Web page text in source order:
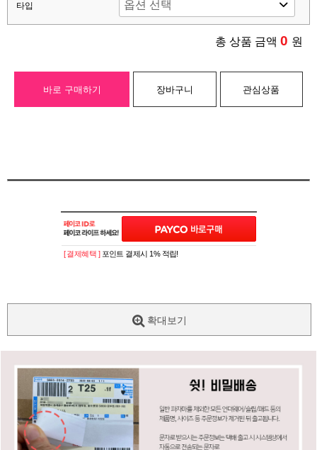
타입
총 상품 금액 0 원
바로 구매하기 장바구니 관심상품
[ 결제혜택 ] 포인트 결제시 1% 적립!
확대보기